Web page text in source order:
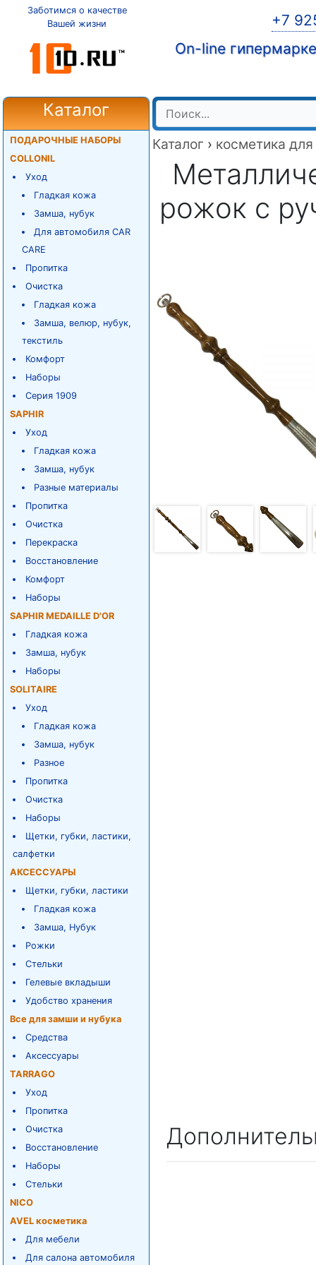
Заботимся о качестве
Вашей жизни
+7
On-line
Каталог
ПОДАРОЧНЫЕ НАБОРЫ
COLLONIL
Уход
Гладкая кожа
Замша, нубук
Для автомобиля CAR
CARE
Пропитка
Очистка
Гладкая кожа
Замша, велюр, нубук,
текстиль
Комфорт
Наборы
Серия 1909
SAPHIR
Уход
Гладкая кожа
Замша, нубук
Разные материалы
Пропитка
Очистка
Перекраска
Восстановление
Комфорт
Наборы
SAPHIR MEDAILLE D'OR
Гладкая кожа
Замша, нубук
Наборы
SOLITAIRE
Уход
Гладкая кожа
Замша, нубук
Разное
Пропитка
Очистка
Наборы
Щетки, губки, ластики,
салфетки
АКСЕССУАРЫ
Щетки, губки, ластики
Гладкая кожа
Замша, Нубук
Рожки
Стельки
Гелевые вкладыши
Удобство хранения
Все для замши и нубука
Средства
Аксессуары
TARRAGO
Уход
Пропитка
Очистка
Восстановление
Наборы
Стельки
NICO
AVEL косметика
Для мебели
Для салона автомобиля
Каталог › косметика
рожок с